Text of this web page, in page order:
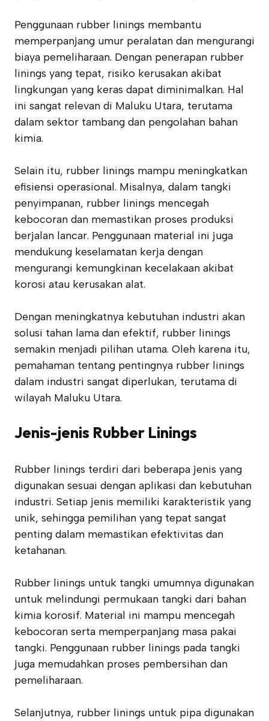
Penggunaan rubber linings membantu
memperpanjang umur peralatan dan mengurangi
biaya pemeliharaan. Dengan penerapan rubber
linings yang tepat, risiko kerusakan akibat
lingkungan yang keras dapat diminimalkan. Hal
ini sangat relevan di Maluku Utara, terutama
dalam sektor tambang dan pengolahan bahan
kimia.
Selain itu, rubber linings mampu meningkatkan
efisiensi operasional. Misalnya, dalam tangki
penyimpanan, rubber linings mencegah
kebocoran dan memastikan proses produksi
berjalan lancar. Penggunaan material ini juga
mendukung keselamatan kerja dengan
mengurangi kemungkinan kecelakaan akibat
korosi atau kerusakan alat.
Dengan meningkatnya kebutuhan industri akan
solusi tahan lama dan efektif, rubber linings
semakin menjadi pilihan utama. Oleh karena itu,
pemahaman tentang pentingnya rubber linings
dalam industri sangat diperlukan, terutama di
wilayah Maluku Utara.
Jenis-jenis Rubber Linings
Rubber linings terdiri dari beberapa jenis yang
digunakan sesuai dengan aplikasi dan kebutuhan
industri. Setiap jenis memiliki karakteristik yang
unik, sehingga pemilihan yang tepat sangat
penting dalam memastikan efektivitas dan
ketahanan.
Rubber linings untuk tangki umumnya digunakan
untuk melindungi permukaan tangki dari bahan
kimia korosif. Material ini mampu mencegah
kebocoran serta memperpanjang masa pakai
tangki. Penggunaan rubber linings pada tangki
juga memudahkan proses pembersihan dan
pemeliharaan.
Selanjutnya, rubber linings untuk pipa digunakan